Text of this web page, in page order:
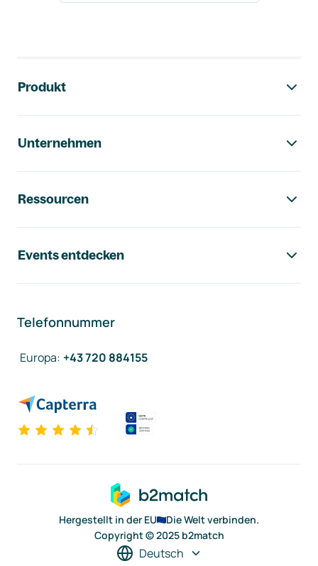
Produkt
Unternehmen
Ressourcen
Events entdecken
Telefonnummer
Europa: +43 720 884155
Hergestellt in der EU
Die Welt verbinden.
Copyright © 2025 b2match
Deutsch